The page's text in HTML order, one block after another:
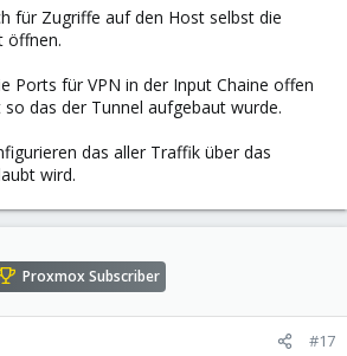
für Zugriffe auf den Host selbst die
öffnen.
Ports für VPN in der Input Chaine offen
das der Tunnel aufgebaut wurde.
das aller Traffik über das
wird.
Proxmox Subscriber
#17